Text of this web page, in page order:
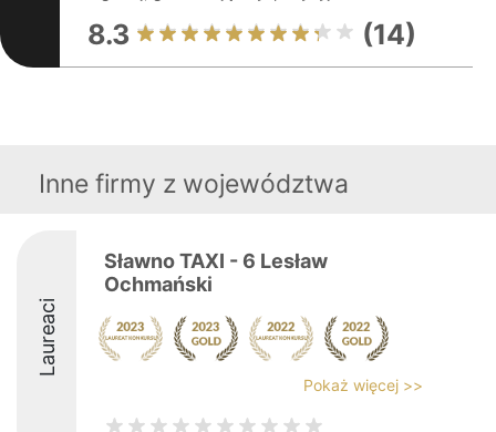
8.3 (14)
Inne firmy z województwa
Laureaci
Sławno TAXI - 6 Lesław
Ochmański
Pokaż więcej >>